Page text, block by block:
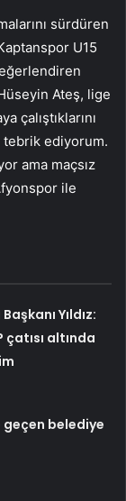
sürdüren
U15
Ateş, lige
çalıştıklarını
tebrik ediyorum.
ama maçsız
ile
Yıldız:
altında
geçen belediye